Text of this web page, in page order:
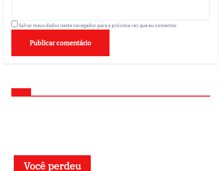
Salvar meus dados neste navegador para a próxima vez que eu comentar.
Você perdeu